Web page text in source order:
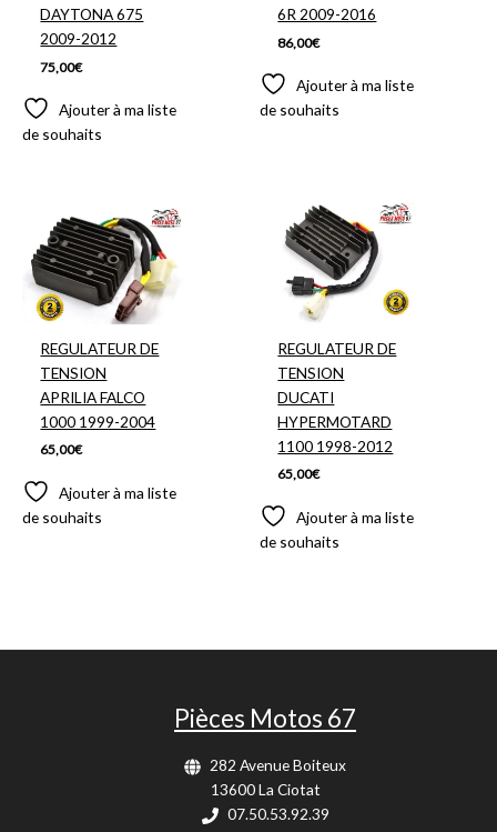
DAYTONA 675
2009-2012
75,00€
Ajouter à ma liste
de souhaits
6R 2009-2016
86,00€
Ajouter à ma liste
de souhaits
REGULATEUR DE
TENSION
APRILIA FALCO
1000 1999-2004
65,00€
Ajouter à ma liste
de souhaits
REGULATEUR DE
TENSION
DUCATI
HYPERMOTARD
1100 1998-2012
65,00€
Ajouter à ma liste
de souhaits
Pièces Motos 67
282 Avenue Boiteux
13600 La Ciotat
07.50.53.92.39